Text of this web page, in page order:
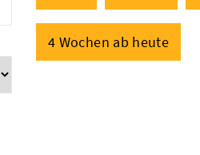
4 Wochen ab heute